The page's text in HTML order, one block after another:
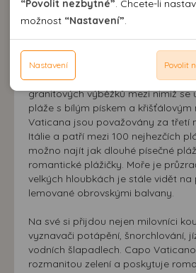
V blízkosti městečka Ricadi se
jedna z nejkrásnějších částí
perla tyrhénského pobřeží, Capo
Vaticano. Krása celého pásu
zde kulminuje ve tvaru mohutných
granitových výběžků mezi nimiž se
pláže s bílým pískem a křišťálovým
Vaticana jsou považovány za třetí
Itálie a patří mezi 100 nejhezčích
možno najít jak dlouhé písečné
romantické plážičky. Moře je
velkých hloubkách je stále vidět na
lemované obrovskými balvany.
Na své si přijdou nejen milovníci
vyznavači potápění, šnorchlování,
vodních šlapadlech. Capo
rozmanitou zelení a poskytuje
“Povolit nezbytné” . Chcete-li
možnost “Nastavení”
Nastavení Povolit
našeho webu, zdroje návštěv, výkon
dosah. Takto získaná data
vazby na konkrétního uživatele
souhlasu s používáním analytických
možnost analýzy výkonu a
Personální cookies
Personalizační soubory cookies nám
prohlížení webu dle vašich zájmů a
souhlasu může dojít mj. k
neodpovídající Vaším potřebám,
doporučení.
Reklamní cookies
Reklamní cookies používáme my
zobrazování relevantní reklamy
našem webu, tak na webech třetích
máme možnost vytvářet profily
zájmech. Na základě těchto
možná bezprostřední identifikace
souhlasu, nedojde k zobrazování
přizpůsobených Vašim zájmům.